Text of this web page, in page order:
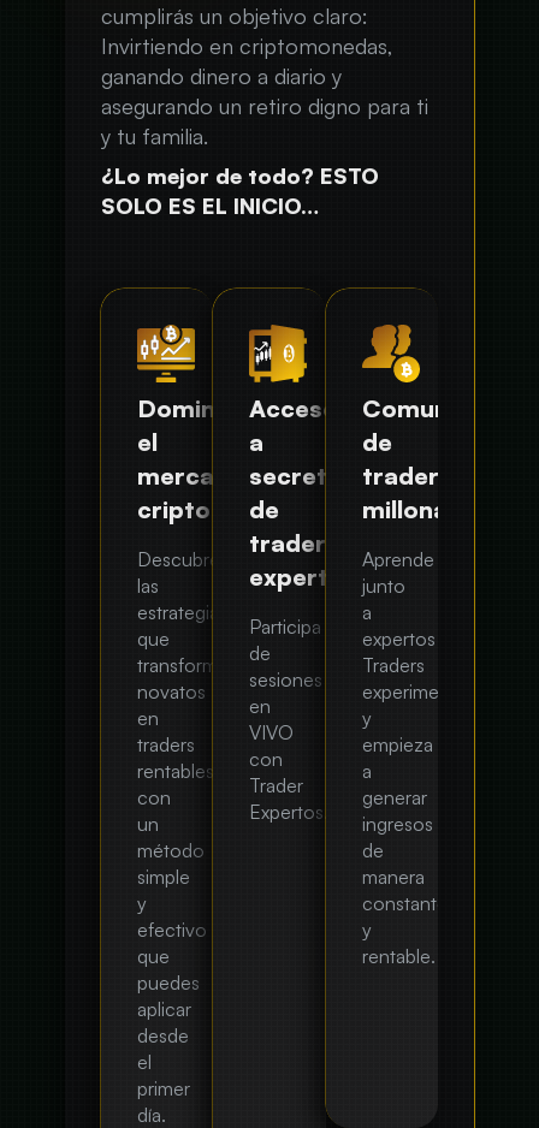
¿Lo mejor de todo? ESTO
SOLO ES EL INICIO…
cumplirás un objetivo claro:
Invirtiendo en criptomonedas,
ganando dinero a diario y
asegurando un retiro digno para ti
y tu familia.
Domina
el
mercado
cripto
Descubre
las
estrategias
que
transforman
novatos
en
traders
rentables,
con
un
método
simple
y
efectivo
que
puedes
aplicar
desde
el
primer
día.
Acceso
a
secretos
de
traders
expertos
Participa
de
sesiones
en
VIVO
con
Trader
Expertos.
Comunidad
de
traders
millonarios
Aprende
junto
a
expertos
Traders
experimentados
y
empieza
a
generar
ingresos
de
manera
constante
y
rentable.